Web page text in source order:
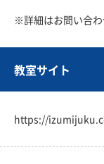
※詳細はお問い合
教室サイト
https://